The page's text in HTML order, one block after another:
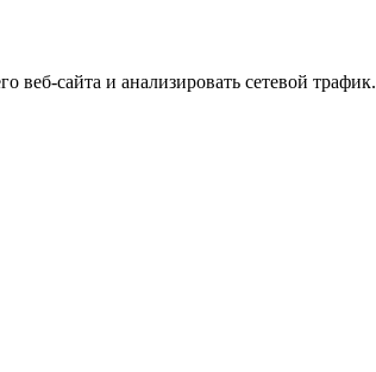
сайта и анализировать сетевой трафик.